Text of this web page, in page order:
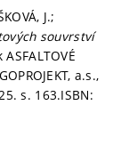
J.;
souvrství
a.s.,
s. 163.ISBN: